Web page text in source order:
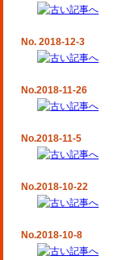
No. 2018-12-3
No.2018-11-26
No.2018-11-5
No.2018-10-22
No.2018-10-8